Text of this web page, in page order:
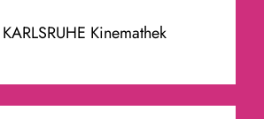
Kinemathek